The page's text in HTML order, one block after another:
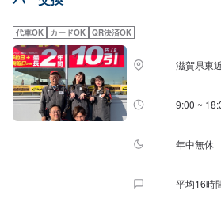
代車OK カードOK QR決済OK
滋賀県東
9:00 ~
年中無休
平均16時